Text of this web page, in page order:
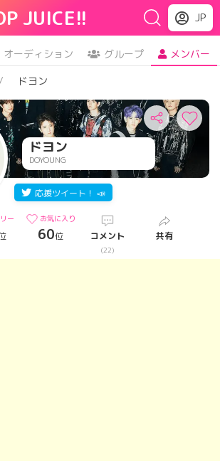
JUICE!! JP
オーディション グループ
メンバー
ドヨン
ドヨン
DOYOUNG
応援ツイート！ 📣
ー お気に入り
60位 コメント
(22)
共有